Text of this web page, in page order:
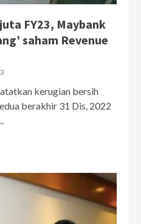
FY23, Maybank
saham Revenue
kerugian bersih
berakhir 31 Dis, 2022